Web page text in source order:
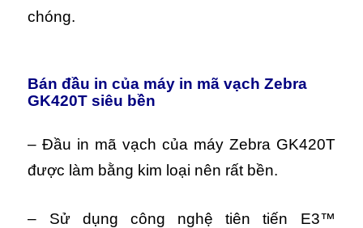
chóng.
Bán đầu in của máy in mã vạch Zebra
GK420T siêu bền
– Đầu in mã vạch của máy Zebra GK420T
được làm bằng kim loại nên rất bền.
– Sử dụng công nghệ tiên tiến E3™